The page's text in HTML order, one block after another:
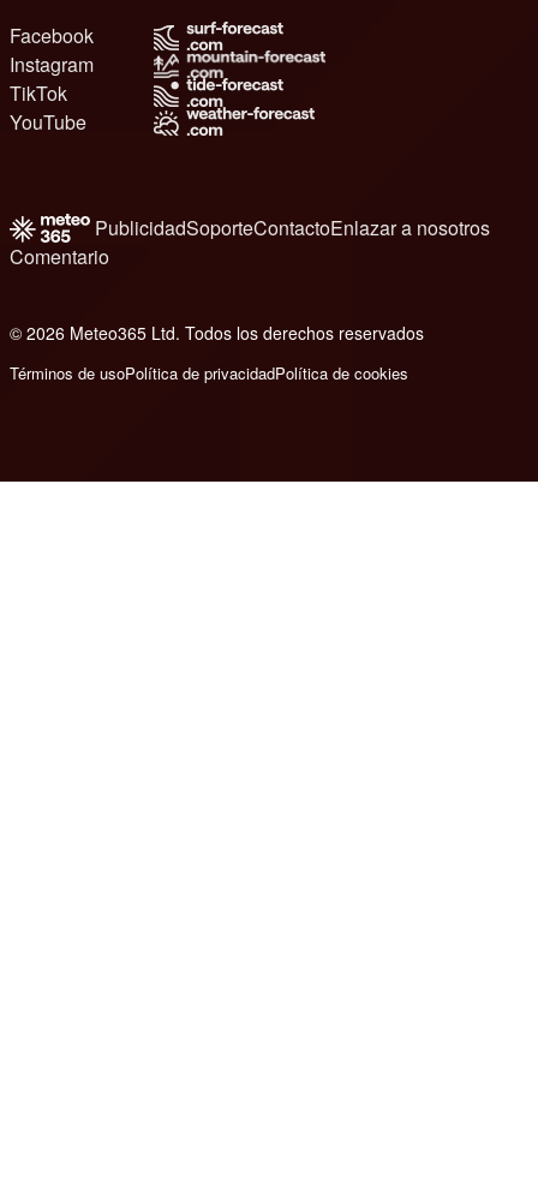
Facebook
Instagram
TikTok
YouTube
PublicidadSoporteContactoEnlazar a nosotros
Comentario
© 2026 Meteo365 Ltd. Todos los derechos reservados
Términos de usoPolítica de privacidadPolítica de cookies